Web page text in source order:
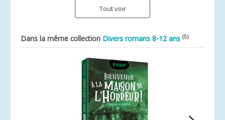
Tout voir
Dans la même collection Divers romans 8-12 ans (5)